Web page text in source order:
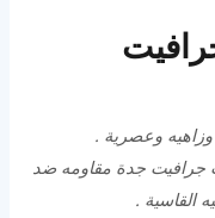
وزاهيه وعصرية .‏
جرافيت جدة مقاومه ضد
القاسية .‏